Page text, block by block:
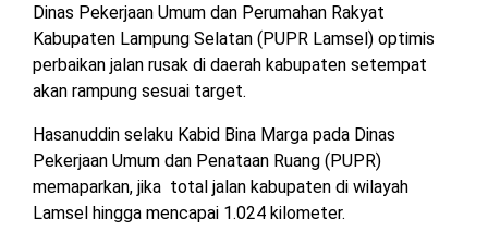
LAMPUNG
UTARA
MESUJI
PESISIR
BARAT
TULANG
DPRD
LAMBAR
DPRD
LAMTIM
DPRD
LAMPUNG
Dinas Pekerjaan Umum dan Perumahan Rakyat
Kabupaten Lampung Selatan (PUPR Lamsel) optimis
perbaikan jalan rusak di daerah kabupaten setempat
akan rampung sesuai target.
Hasanuddin selaku Kabid Bina Marga pada Dinas
Pekerjaan Umum dan Penataan Ruang (PUPR)
memaparkan, jika total jalan kabupaten di wilayah
Lamsel hingga mencapai 1.024 kilometer.